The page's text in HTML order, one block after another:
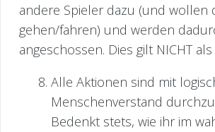
andere Spieler dazu (und wollen
gehen/fahren) und werden
angeschossen. Dies gilt NICHT als
Alle Aktionen sind mit
Menschenverstand
Bedenkt stets, wie ihr im